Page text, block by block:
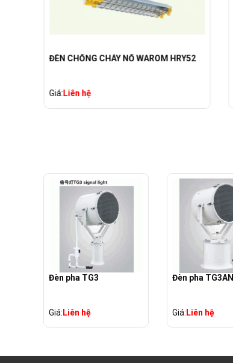
ĐÈN CHỐNG CHÁY NỔ WAROM HRY52
Giá:Liên hệ
Đèn pha TG3
Giá:Liên hệ
Đèn pha TG3AN
Giá:Liên hệ